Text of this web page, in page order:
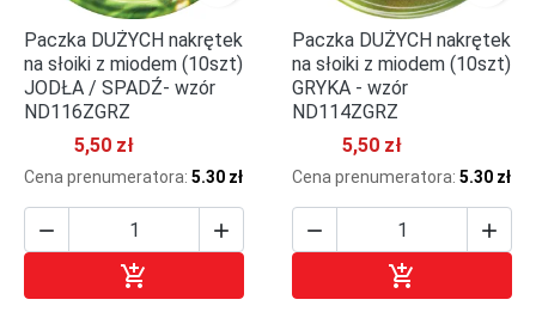
Paczka DUŻYCH nakrętek
na słoiki z miodem (10szt)
JODŁA / SPADŹ- wzór
ND116ZGRZ
5,50 zł
Cena prenumeratora: 5.30 zł
 

Paczka DUŻYCH nakrętek
na słoiki z miodem (10szt)
GRYKA - wzór
ND114ZGRZ
5,50 zł
Cena prenumeratora: 5.30 zł
 
